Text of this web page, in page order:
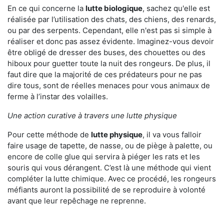
En ce qui concerne la lutte biologique, sachez qu'elle est
réalisée par l’utilisation des chats, des chiens, des renards,
ou par des serpents. Cependant, elle n'est pas si simple à
réaliser et donc pas assez évidente. Imaginez-vous devoir
être obligé de dresser des buses, des chouettes ou des
hiboux pour guetter toute la nuit des rongeurs. De plus, il
faut dire que la majorité de ces prédateurs pour ne pas
dire tous, sont de réelles menaces pour vous animaux de
ferme à l’instar des volailles.
Une action curative à travers une lutte physique
Pour cette méthode de lutte physique, il va vous falloir
faire usage de tapette, de nasse, ou de piège à palette, ou
encore de colle glue qui servira à piéger les rats et les
souris qui vous dérangent. C’est là une méthode qui vient
compléter la lutte chimique. Avec ce procédé, les rongeurs
méfiants auront la possibilité de se reproduire à volonté
avant que leur repêchage ne reprenne.